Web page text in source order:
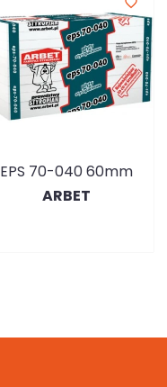
EPS 70-040 60mm
ARBET